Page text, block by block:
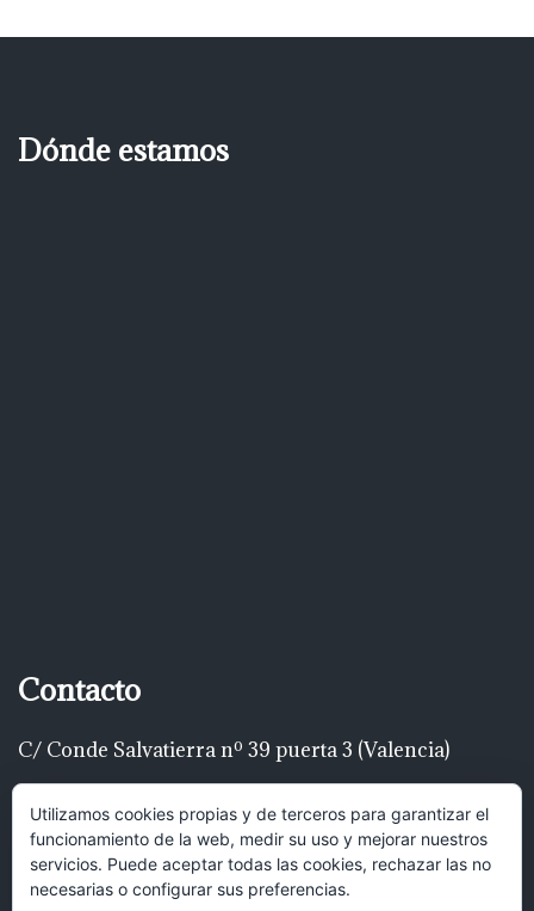
Dónde estamos
Contacto
C/ Conde Salvatierra nº 39 puerta 3 (Valencia)
Telf: 616 22 00 22
luispascualrodríguez@gmail.com
Utilizamos cookies propias y de terceros para garantizar el
funcionamiento de la web, medir su uso y mejorar nuestros
servicios. Puede aceptar todas las cookies, rechazar las no
necesarias o configurar sus preferencias.